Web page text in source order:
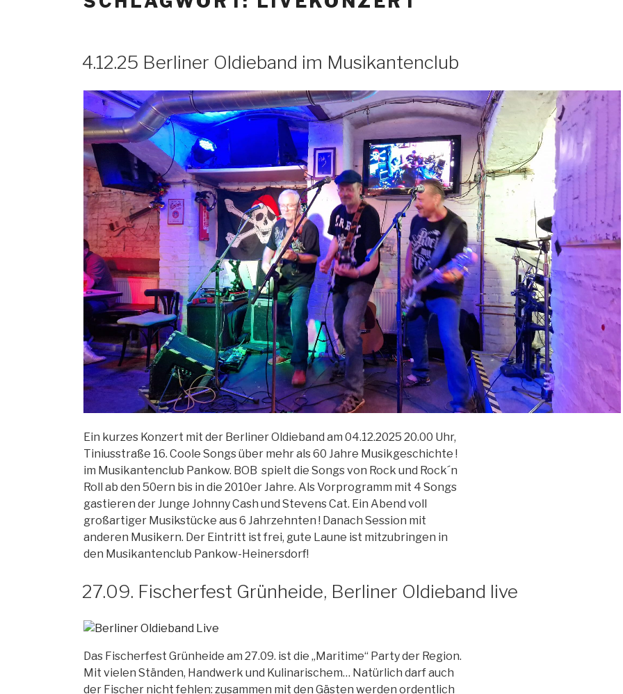
4.12.25 Berliner Oldieband im Musikantenclub
Ein kurzes Konzert mit der Berliner Oldieband am 04.12.2025 20.00 Uhr,
Tiniusstraße 16. Coole Songs über mehr als 60 Jahre Musikgeschichte !
im Musikantenclub Pankow. BOB spielt die Songs von Rock und Rock´n
Roll ab den 50ern bis in die 2010er Jahre. Als Vorprogramm mit 4 Songs
gastieren der Junge Johnny Cash und Stevens Cat. Ein Abend voll
großartiger Musikstücke aus 6 Jahrzehnten ! Danach Session mit
anderen Musikern. Der Eintritt ist frei, gute Laune ist mitzubringen in
den Musikantenclub Pankow-Heinersdorf!
27.09. Fischerfest Grünheide, Berliner Oldieband live
Das Fischerfest Grünheide am 27.09. ist die „Maritime“ Party der Region.
Mit vielen Ständen, Handwerk und Kulinarischem… Natürlich darf auch
der Fischer nicht fehlen: zusammen mit den Gästen werden ordentlich